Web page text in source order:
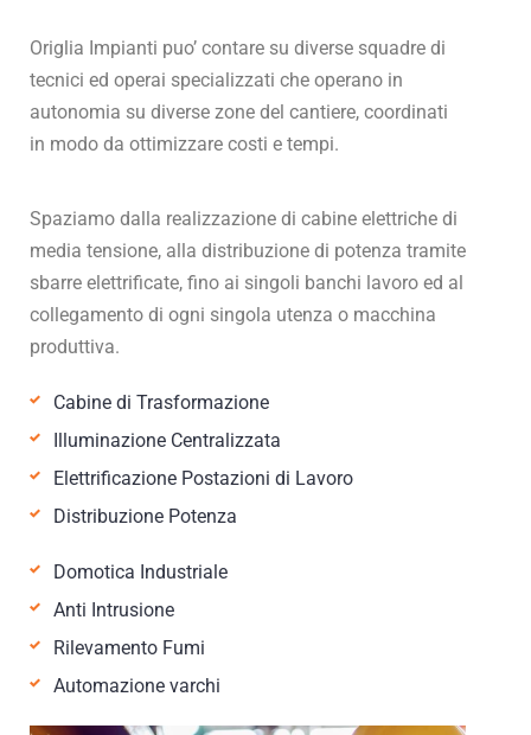
Origlia Impianti puo’ contare su diverse squadre di
tecnici ed operai specializzati che operano in
autonomia su diverse zone del cantiere, coordinati
in modo da ottimizzare costi e tempi.
Spaziamo dalla realizzazione di cabine elettriche di
media tensione, alla distribuzione di potenza tramite
sbarre elettrificate, fino ai singoli banchi lavoro ed al
collegamento di ogni singola utenza o macchina
produttiva.
Cabine di Trasformazione
Illuminazione Centralizzata
Elettrificazione Postazioni di Lavoro
Distribuzione Potenza
Domotica Industriale
Anti Intrusione
Rilevamento Fumi
Automazione varchi